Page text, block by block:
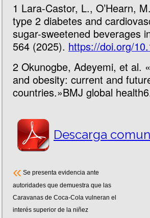
1 Lara-Castor, L., O’Hearn,
type 2 diabetes and
sugar-sweetened beverages
564 (2025). https://doi.org/
2 Okunogbe, Adeyemi, et al.
and obesity: current and
countries.»BMJ global
Descarga
« Se presenta evidencia ante
autoridades que demuestra que las
Caravanas de Coca-Cola vulneran el
interés superior de la niñez